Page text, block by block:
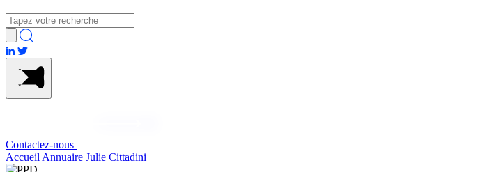
Contactez-nous
Accueil Annuaire Julie Cittadini